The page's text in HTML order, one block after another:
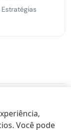
Estratégias
Você pode